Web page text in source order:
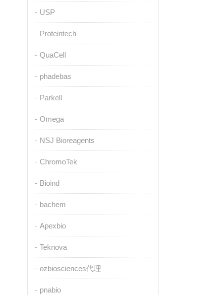
USP
Proteintech
QuaCell
phadebas
Parkell
Omega
NSJ Bioreagents
ChromoTek
Bioind
bachem
Apexbio
Teknova
ozbiosciences代理
pnabio